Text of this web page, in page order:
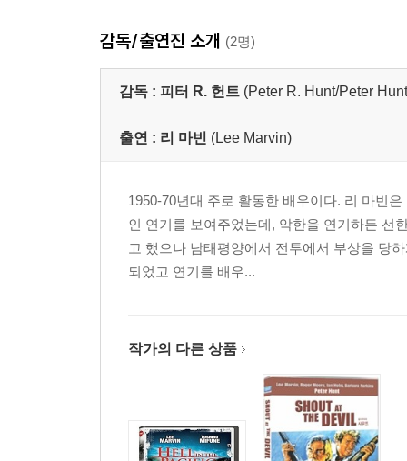
감독/출연진 소개 (2명)
감독 : 피터 R. 헌트 (Peter R. Hunt/Peter
출연 : 리 마빈 (Lee Marvin)
1950-70년대 주로 활동한 배우이다. 리 마빈
인 연기를 보여주었는데, 악한을 연기하든 선
고 했으나 남태평양에서 전투에서 부상을 당
되었고 연기를 배우...
작가의 다른 상품